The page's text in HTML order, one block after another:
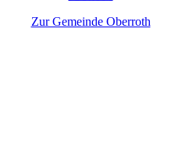
Zur Gemeinde Oberroth